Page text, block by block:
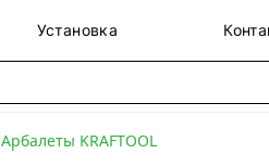
Установка
Арбалеты KRAFTOOL